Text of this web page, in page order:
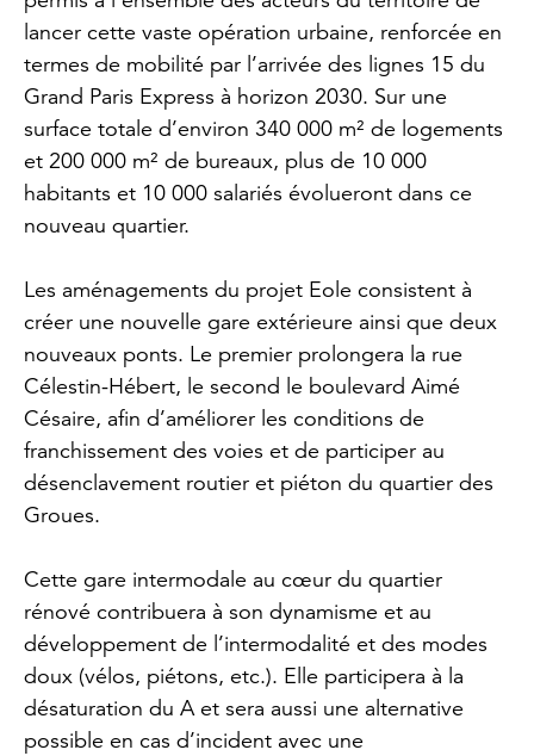
lancer cette vaste opération urbaine, renforcée en
termes de mobilité par l’arrivée des lignes 15 du
Grand Paris Express à horizon 2030. Sur une
surface totale d’environ 340 000 m² de logements
et 200 000 m² de bureaux, plus de 10 000
habitants et 10 000 salariés évolueront dans ce
nouveau quartier.
Les aménagements du projet Eole consistent à
créer une nouvelle gare extérieure ainsi que deux
nouveaux ponts. Le premier prolongera la rue
Célestin-Hébert, le second le boulevard Aimé
Césaire, afin d’améliorer les conditions de
franchissement des voies et de participer au
désenclavement routier et piéton du quartier des
Groues.
Cette gare intermodale au cœur du quartier
rénové contribuera à son dynamisme et au
développement de l’intermodalité et des modes
doux (vélos, piétons, etc.). Elle participera à la
désaturation du A et sera aussi une alternative
possible en cas d’incident avec une